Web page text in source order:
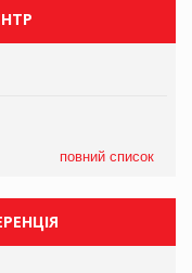
повний список